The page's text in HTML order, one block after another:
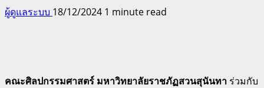
ผู้ดูแลระบบ 18/12/2024 1 minute read
คณะศิลปกรรมศาสตร์ มหาวิทยาลัยราชภัฏสวนสุนันทา ร่วมกับ